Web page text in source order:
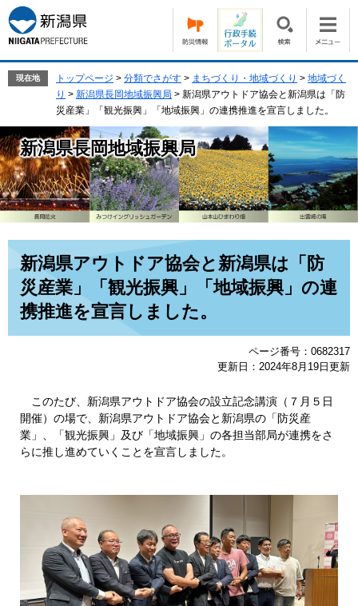
ー
ジ
の
す。
ニ
ュ
ー
し
て
本
文
へ
現在地 トップページ > 分類でさがす > まちづくり・地域づくり > 地域づく
り > 新潟県長岡地域振興局 > 新潟県アウトドア協会と新潟県は「防
災産業」「観光振興」「地域振興」の連携推進を宣言しました。
新潟県長岡地域振興局
新潟県アウトドア協会と新潟県は「防
災産業」「観光振興」「地域振興」の連
携推進を宣言しました。
ページ番号：0682317
更新日：2024年8月19日更新
​ このたび、新潟県アウトドア協会の設立記念講演（７月５日
開催）の場で、新潟県アウトドア協会と新潟県の「防災産
業」、「観光振興」及び「地域振興」の各担当部局が連携をさ
らに推し進めていくことを宣言しました。